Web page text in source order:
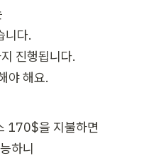
니다.
진행됩니다.
야 해요.
170$을 지불하면
하니